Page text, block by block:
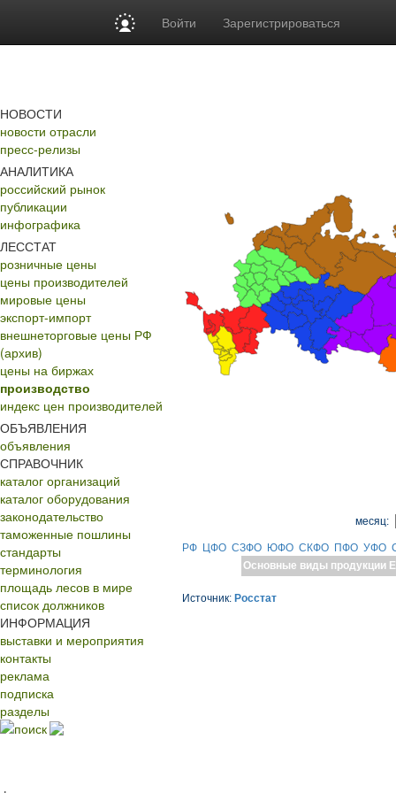
Войти Зарегистрироваться
НОВОСТИ
новости отрасли
пресс-релизы
АНАЛИТИКА
российский рынок
публикации
инфографика
ЛЕССТАТ
розничные цены
цены производителей
мировые цены
экспорт-импорт
внешнеторговые цены РФ
(архив)
цены на биржах
производство
индекс цен производителей
ОБЪЯВЛЕНИЯ
объявления
СПРАВОЧНИК
каталог организаций
каталог оборудования
законодательство
таможенные пошлины
стандарты
терминология
площадь лесов в мире
список должников
ИНФОРМАЦИЯ
выставки и мероприятия
контакты
реклама
подписка
разделы
поиск
месяц:
РФ ЦФО СЗФО ЮФО СКФО ПФО УФО
Основные виды продукции
Источник: Росстат